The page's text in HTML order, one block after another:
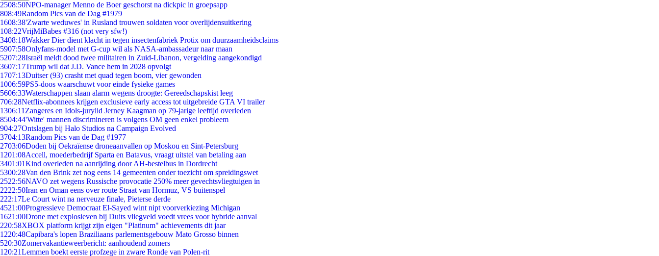
2508:50NPO-manager Menno de Boer geschorst na dickpic in groepsapp
808:49Random Pics van de Dag #1979
1608:38'Zwarte weduwes' in Rusland trouwen soldaten voor overlijdensuitkering
108:22VrijMiBabes #316 (not very sfw!)
3408:18Wakker Dier dient klacht in tegen insectenfabriek Protix om duurzaamheidsclaims
5907:58Onlyfans-model met G-cup wil als NASA-ambassadeur naar maan
5207:28Israël meldt dood twee militairen in Zuid-Libanon, vergelding aangekondigd
3607:17Trump wil dat J.D. Vance hem in 2028 opvolgt
1707:13Duitser (93) crasht met quad tegen boom, vier gewonden
1006:59PS5-doos waarschuwt voor einde fysieke games
5606:33Waterschappen slaan alarm wegens droogte: Gereedschapskist leeg
706:28Netflix-abonnees krijgen exclusieve early access tot uitgebreide GTA VI trailer
1306:11 Zangeres en Idols-jurylid Jerney Kaagman op 79-jarige leeftijd overleden
8504:44'Witte' mannen discrimineren is volgens OM geen enkel probleem
904:27Ontslagen bij Halo Studios na Campaign Evolved
3704:13Random Pics van de Dag #1977
2703:06Doden bij Oekraïense droneaanvallen op Moskou en Sint-Petersburg
1201:08Accell, moederbedrijf Sparta en Batavus, vraagt uitstel van betaling aan
3401:01Kind overleden na aanrijding door AH-bestelbus in Dordrecht
5300:28Van den Brink zet nog eens 14 gemeenten onder toezicht om spreidingswet
2522:56NAVO zet wegens Russische provocatie 250% meer gevechtsvliegtuigen in
2222:50Iran en Oman eens over route Straat van Hormuz, VS buitenspel
222:17Le Court wint na nerveuze finale, Pieterse derde
4521:00Progressieve Democraat El-Sayed wint nipt voorverkiezing Michigan
1621:00Drone met explosieven bij Duits vliegveld voedt vrees voor hybride aanval
220:58XBOX platform krijgt zijn eigen "Platinum" achievements dit jaar
1220:48Capibara's lopen Braziliaans parlementsgebouw Mato Grosso binnen
520:30Zomervakantieweerbericht: aanhoudend zomers
1 20:21Lemmen boekt eerste profzege in zware Ronde van Polen-rit